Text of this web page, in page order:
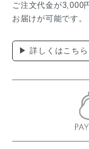
ご注文代金が3,000
お届けが可能です。
▶ 詳しくはこちら